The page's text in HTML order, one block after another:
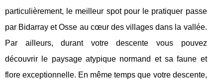
particulièrement, le meilleur spot pour le pratiquer passe
par Bidarray et Osse au cœur des villages dans la vallée.
Par ailleurs, durant votre descente vous pouvez
découvrir le paysage atypique normand et sa faune et
flore exceptionnelle. En même temps que votre descente,